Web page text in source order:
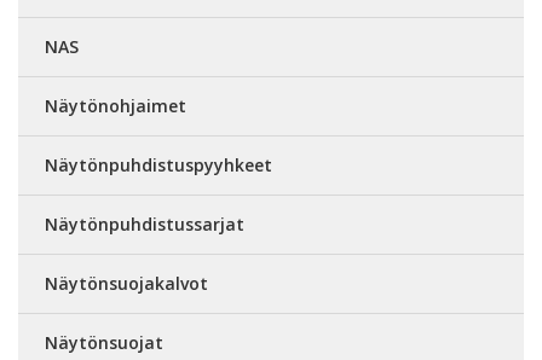
NAS
Näytönohjaimet
Näytönpuhdistuspyyhkeet
Näytönpuhdistussarjat
Näytönsuojakalvot
Näytönsuojat